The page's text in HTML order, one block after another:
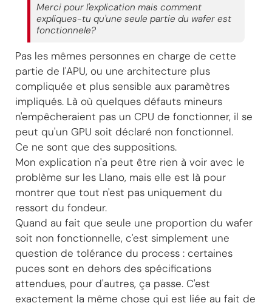
Merci pour l'explication mais comment
expliques-tu qu'une seule partie du wafer est
fonctionnele?
Pas les mêmes personnes en charge de cette
partie de l'APU, ou une architecture plus
compliquée et plus sensible aux paramètres
impliqués. Là où quelques défauts mineurs
n'empêcheraient pas un CPU de fonctionner, il se
peut qu'un GPU soit déclaré non fonctionnel.
Ce ne sont que des suppositions.
Mon explication n'a peut être rien à voir avec le
problème sur les Llano, mais elle est là pour
montrer que tout n'est pas uniquement du
ressort du fondeur.
Quand au fait que seule une proportion du wafer
soit non fonctionnelle, c'est simplement une
question de tolérance du process : certaines
puces sont en dehors des spécifications
attendues, pour d'autres, ça passe. C'est
exactement la même chose qui est liée au fait de